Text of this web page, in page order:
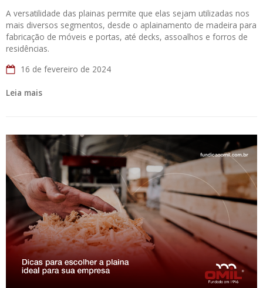
A versatilidade das plainas permite que elas sejam utilizadas nos
mais diversos segmentos, desde o aplainamento de madeira para
fabricação de móveis e portas, até decks, assoalhos e forros de
residências.
16 de fevereiro de 2024
Leia mais